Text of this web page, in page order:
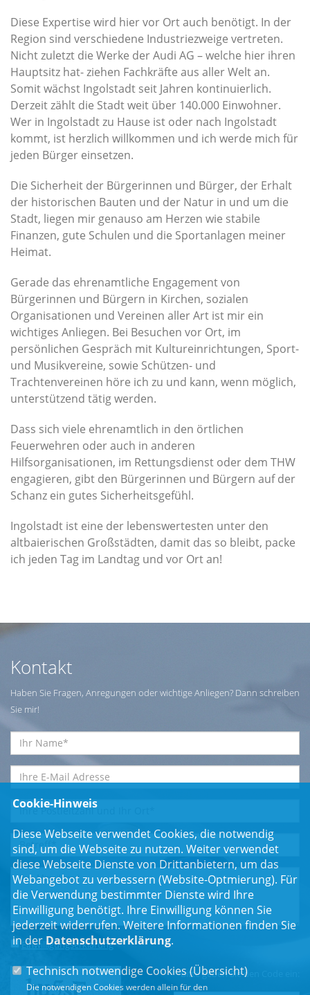
Diese Expertise wird hier vor Ort auch benötigt. In der
Region sind verschiedene Industriezweige vertreten.
Nicht zuletzt die Werke der Audi AG – welche hier ihren
Hauptsitz hat- ziehen Fachkräfte aus aller Welt an.
Somit wächst Ingolstadt seit Jahren kontinuierlich.
Derzeit zählt die Stadt weit über 140.000 Einwohner.
Wer in Ingolstadt zu Hause ist oder nach Ingolstadt
kommt, ist herzlich willkommen und ich werde mich für
jeden Bürger einsetzen.
Die Sicherheit der Bürgerinnen und Bürger, der Erhalt
der historischen Bauten und der Natur in und um die
Stadt, liegen mir genauso am Herzen wie stabile
Finanzen, gute Schulen und die Sportanlagen meiner
Heimat.
Gerade das ehrenamtliche Engagement von
Bürgerinnen und Bürgern in Kirchen, sozialen
Organisationen und Vereinen aller Art ist mir ein
wichtiges Anliegen. Bei Besuchen vor Ort, im
persönlichen Gespräch mit Kultureinrichtungen, Sport-
und Musikvereine, sowie Schützen- und
Trachtenvereinen höre ich zu und kann, wenn möglich,
unterstützend tätig werden.
Dass sich viele ehrenamtlich in den örtlichen
Feuerwehren oder auch in anderen
Hilfsorganisationen, im Rettungsdienst oder dem THW
engagieren, gibt den Bürgerinnen und Bürgern auf der
Schanz ein gutes Sicherheitsgefühl.
Ingolstadt ist eine der lebenswertesten unter den
altbaierischen Großstädten, damit das so bleibt, packe
ich jeden Tag im Landtag und vor Ort an!
Kontakt
Haben Sie Fragen, Anregungen oder wichtige Anliegen? Dann schreiben
Sie mir!
Einwilligungserklärung*
Bitte geben Sie den Code ein:
Cookie-Hinweis
Diese Webseite verwendet Cookies, die notwendig
sind, um die Webseite zu nutzen. Weiter verwendet
diese Webseite Dienste von Drittanbietern, um das
Webangebot zu verbessern (Website-Optmierung). Für
die Verwendung bestimmter Dienste wird Ihre
Einwilligung benötigt. Ihre Einwilligung können Sie
jederzeit widerrufen. Weitere Informationen finden Sie
in der Datenschutzerklärung.
Technisch notwendige Cookies (Übersicht)
Die notwendigen Cookies werden allein für den